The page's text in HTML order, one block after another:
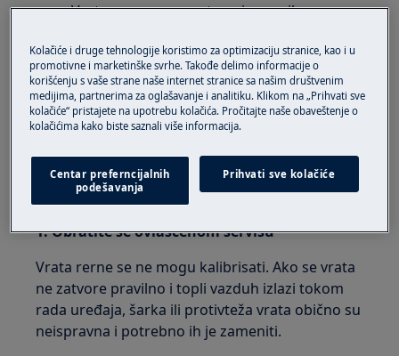
Vrata rerne se ne zatvaraju pravilno
Vrući vazduh ili para curi kroz vrata tokom
rada
Odnosi se na:
samostojeće šporete
Rešenje:
1. Obratite se ovlašćenom servisu
Vrata rerne se ne mogu kalibrisati. Ako se vrata
ne zatvore pravilno i topli vazduh izlazi tokom
rada uređaja, šarka ili protivteža vrata obično su
neispravna i potrebno ih je zameniti.
Kolačiće i druge tehnologije koristimo za optimizaciju stranice, kao i u
promotivne i marketinške svrhe. Takođe delimo informacije o
korišćenju s vaše strane naše internet stranice sa našim društvenim
medijima, partnerima za oglašavanje i analitiku. Klikom na „Prihvati sve
kolačiće“ pristajete na upotrebu kolačića. Pročitajte naše obaveštenje o
kolačićima kako biste saznali više informacija.
Centar preferncijalnih
podešavanja
Prihvati sve kolačiće